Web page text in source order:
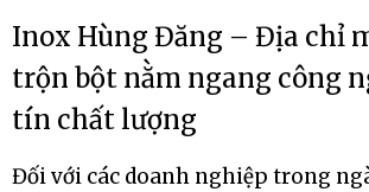
Inox Hùng Đăng – Địa chỉ
trộn bột nằm ngang công
tín chất lượng
Đối với các doanh nghiệp trong